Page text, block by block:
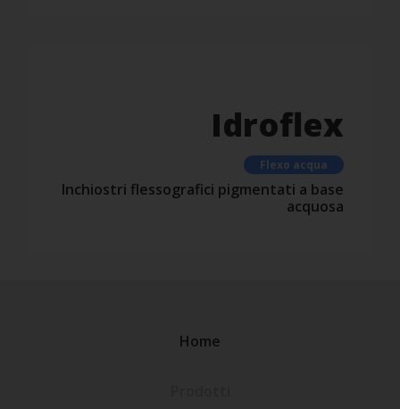
Idroflex
Flexo acqua
Inchiostri flessografici pigmentati a base
acquosa
Home